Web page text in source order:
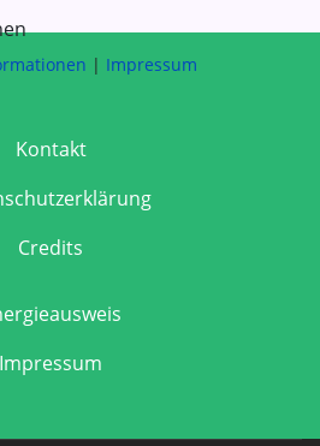
Kontakt
Credits
Impressum
| Impressum